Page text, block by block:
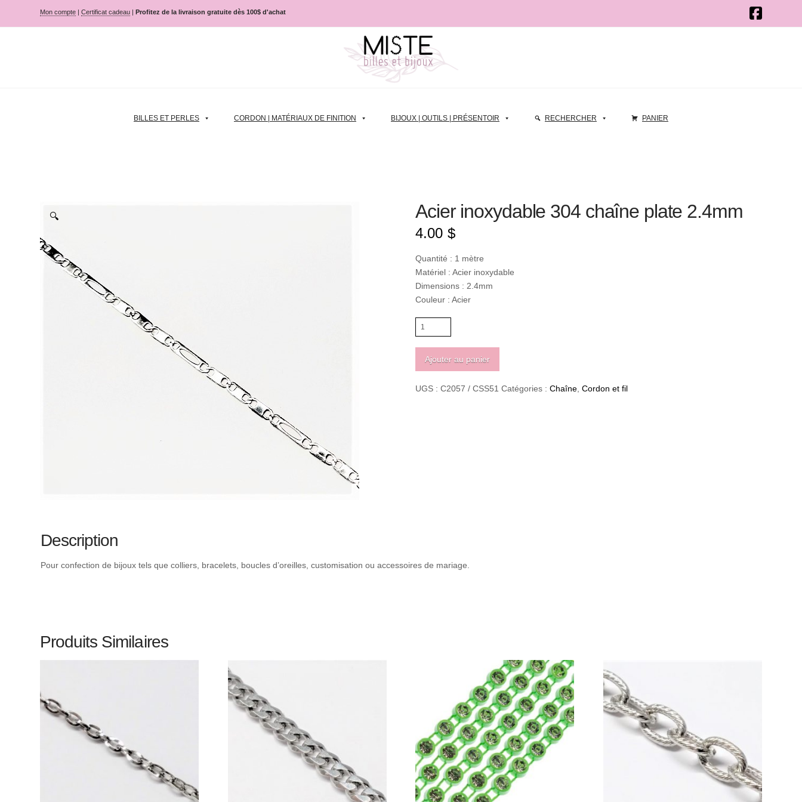
Mon compte |Certificat cadeau |Profitez de la livraison gratuite dès 100$ d'achat
BILLES ET PERLES CORDON | MATÉRIAUX DE FINITION BIJOUX | OUTILS | PRÉSENTOIR RECHERCHER PANIER
🔍 Acier inoxydable 304 chaîne plate 2.4mm
4.00 $
Quantité : 1 mètre
Matériel : Acier inoxydable
Dimensions : 2.4mm
Couleur : Acier
quantité
de
inoxydable
chaîne
Ajouter au panier
UGS :C2057 / CSS51 Catégories :Chaîne ,Cordon et fil
Description
Pour confection de bijoux tels que colliers, bracelets, boucles d’oreilles, customisation ou accessoires de mariage.
Produits Similaires